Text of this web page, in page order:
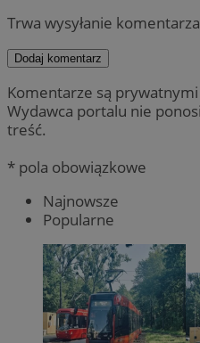
Trwa wysyłanie
Dodaj komentarz
Komentarze są
Wydawca portalu nie
treść.
* pola obowiązkowe
Najnowsze
Popularne